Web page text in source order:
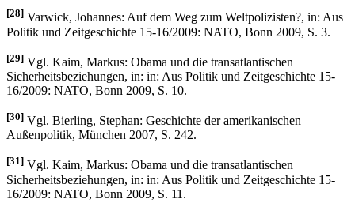
[28] Varwick, Johannes: Auf dem Weg zum Weltpolizisten?, in: Aus
Politik und Zeitgeschichte 15-16/2009: NATO, Bonn 2009, S. 3.
[29] Vgl. Kaim, Markus: Obama und die transatlantischen
Sicherheitsbeziehungen, in: in: Aus Politik und Zeitgeschichte 15-
16/2009: NATO, Bonn 2009, S. 10.
[30] Vgl. Bierling, Stephan: Geschichte der amerikanischen
Außenpolitik, München 2007, S. 242.
[31] Vgl. Kaim, Markus: Obama und die transatlantischen
Sicherheitsbeziehungen, in: in: Aus Politik und Zeitgeschichte 15-
16/2009: NATO, Bonn 2009, S. 11.